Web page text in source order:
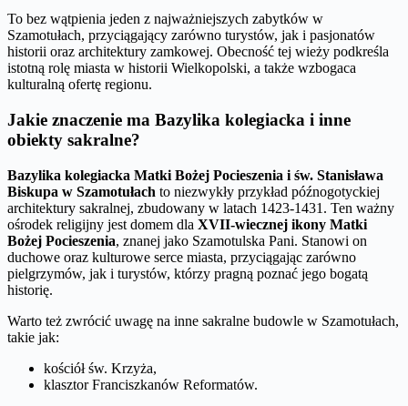
To bez wątpienia jeden z najważniejszych zabytków w
Szamotułach, przyciągający zarówno turystów, jak i pasjonatów
historii oraz architektury zamkowej. Obecność tej wieży podkreśla
istotną rolę miasta w historii Wielkopolski, a także wzbogaca
kulturalną ofertę regionu.
Jakie znaczenie ma Bazylika kolegiacka i inne
obiekty sakralne?
Bazylika kolegiacka Matki Bożej Pocieszenia i św. Stanisława
Biskupa w Szamotułach to niezwykły przykład późnogotyckiej
architektury sakralnej, zbudowany w latach 1423-1431. Ten ważny
ośrodek religijny jest domem dla XVII-wiecznej ikony Matki
Bożej Pocieszenia, znanej jako Szamotulska Pani. Stanowi on
duchowe oraz kulturowe serce miasta, przyciągając zarówno
pielgrzymów, jak i turystów, którzy pragną poznać jego bogatą
historię.
Warto też zwrócić uwagę na inne sakralne budowle w Szamotułach,
takie jak:
kościół św. Krzyża,
klasztor Franciszkanów Reformatów.